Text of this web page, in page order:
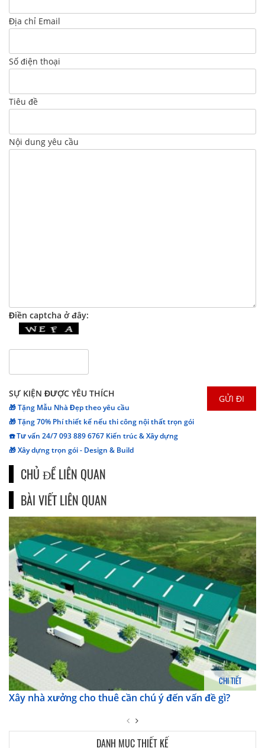
Địa chỉ Email
Số điện thoại
Tiêu đề
Nội dung yêu cầu
Điền captcha ở đây:
SỰ KIỆN ĐƯỢC YÊU THÍCH
🎁 Tặng Mẫu Nhà Đẹp theo yêu cầu
🎁 Tặng 70% Phí thiết kế nếu thi công nội thất trọn gói
☎️ Tư vấn 24/7 093 889 6767 Kiến trúc & Xây dựng
🎁 Xây dựng trọn gói - Design & Build
CHỦ ĐỀ LIÊN QUAN
BÀI VIẾT LIÊN QUAN
CHI TIẾT
Xây nhà xưởng cho thuê cần chú ý đến vấn đề gì?
DANH MỤC THIẾT KẾ